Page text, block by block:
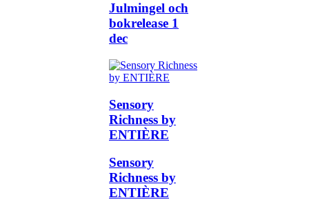
Julmingel och
bokrelease 1
dec
Sensory
Richness by
ENTIÈRE
Sensory
Richness by
ENTIÈRE